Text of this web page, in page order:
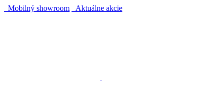
Mobilný showroom
Aktuálne akcie